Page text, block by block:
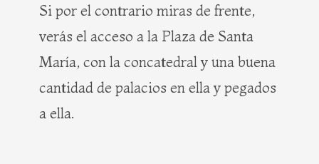
Si por el contrario miras de frente,
verás el acceso a la Plaza de Santa
María, con la concatedral y una buena
cantidad de palacios en ella y pegados
a ella.